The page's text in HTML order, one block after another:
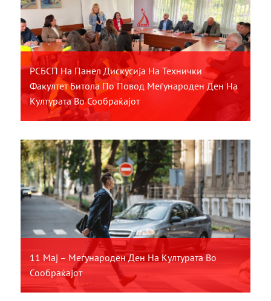
РСБСП На Панел Дискусија На Технички
Факултет Битола По Повод Меѓународен Ден На
Културата Во Сообраќајот
11 Мај – Меѓународен Ден На Културата Во
Сообраќајот